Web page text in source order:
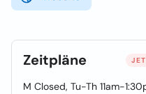
Zeitpläne
M Closed, Tu-Th 11am-